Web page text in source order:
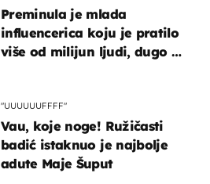
Preminula je mlada
influencerica koju je pratilo
više od milijun ljudi, dugo se
"UUUUUUFFFF"
Vau, koje noge! Ružičasti
badić istaknuo je najbolje
adute Maje Šuput